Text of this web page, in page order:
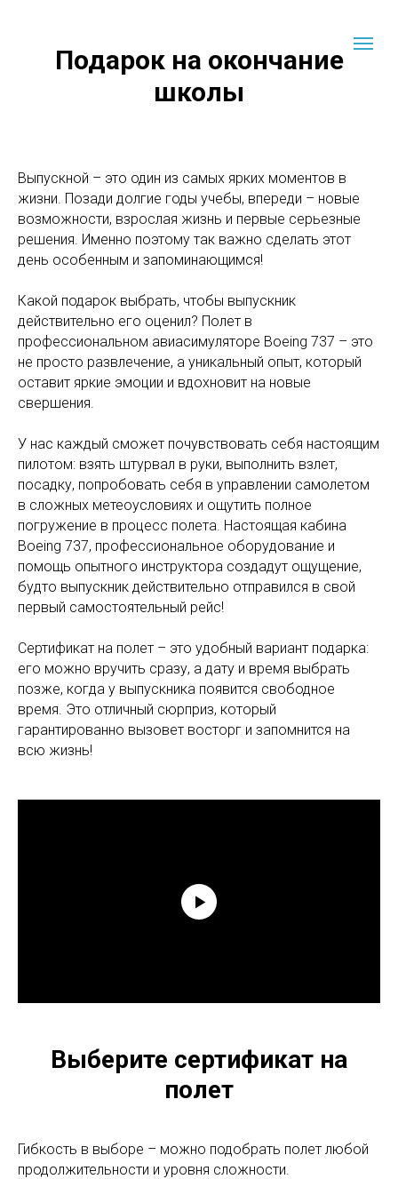
Подарок на окончание
школы
Выпускной – это один из самых ярких моментов в
жизни. Позади долгие годы учебы, впереди – новые
возможности, взрослая жизнь и первые серьезные
решения. Именно поэтому так важно сделать этот
день особенным и запоминающимся!
Какой подарок выбрать, чтобы выпускник
действительно его оценил? Полет в
профессиональном авиасимуляторе Boeing 737 – это
не просто развлечение, а уникальный опыт, который
оставит яркие эмоции и вдохновит на новые
свершения.
У нас каждый сможет почувствовать себя настоящим
пилотом: взять штурвал в руки, выполнить взлет,
посадку, попробовать себя в управлении самолетом
в сложных метеоусловиях и ощутить полное
погружение в процесс полета. Настоящая кабина
Boeing 737, профессиональное оборудование и
помощь опытного инструктора создадут ощущение,
будто выпускник действительно отправился в свой
первый самостоятельный рейс!
Сертификат на полет – это удобный вариант подарка:
его можно вручить сразу, а дату и время выбрать
позже, когда у выпускника появится свободное
время. Это отличный сюрприз, который
гарантированно вызовет восторг и запомнится на
всю жизнь!
Выберите сертификат на
полет
Гибкость в выборе – можно подобрать полет любой
продолжительности и уровня сложности.